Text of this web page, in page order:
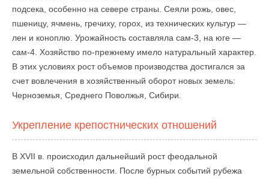
подсека, особенно на севере страны. Сеяли рожь, овес,
пшеницу, ячмень, гречиху, горох, из технических культур —
лен и коноплю. Урожайность составляла сам-3, на юге —
сам-4. Хозяйство по-прежнему имело натуральный характер.
В этих условиях рост объемов производства достигался за
счет вовлечения в хозяйственный оборот новых земель:
Черноземья, Среднего Поволжья, Сибири.
Укрепление крепостнических отношений
В XVII в. происходил дальнейший рост феодальной
земельной собственности. После бурных событий рубежа